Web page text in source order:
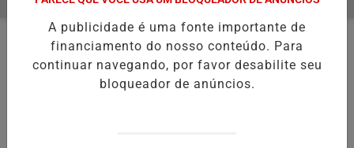
RECUPERAÇÃO FISCAL PARA EQUILIBRAR CONTAS PÚBLICAS
EM ALTA
A publicidade é uma fonte importante de
financiamento do nosso conteúdo. Para
continuar navegando, por favor desabilite seu
bloqueador de anúncios.